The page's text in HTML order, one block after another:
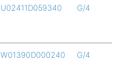
U02411D059340 G/4
W01390D000240 G/4